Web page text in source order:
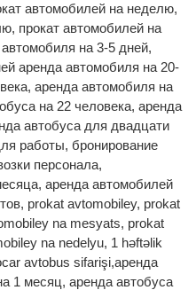
автомобилей на неделю,
прокат автомобилей на
на 3-5 дней,
аренда автомобиля на 20-
аренда автомобиля на
на 22 человека, аренда
автобуса для двадцати
работы, бронирование
персонала,
аренда автомобилей
prokat avtomobiley, prokat
na mesyats, prokat
na nedelyu, 1 həftəlik
avtobus sifarişi,аренда
1 месяц, аренда автобуса